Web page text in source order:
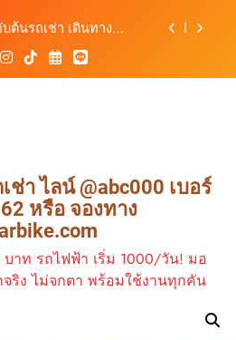
ต้นรถเช่า เดินทาง
รใช้งาน ครบทุกประเภท
งในภูเก็ต
าครบวงจร ราคาคุ้มค่า
ต้นรถเช่า เดินทาง
นเพียง 150 บาท/วัน
ใช้งาน ครบทุกประเภท
งในภูเก็ต
ช่า ไลน์ @abc000 เบอร์
หรือ จองทาง
บาท รถไฟฟ้า เริ่ม 1000/วัน! มอ
จริง ไม่จกตา พร้อมใช้งานทุกคัน